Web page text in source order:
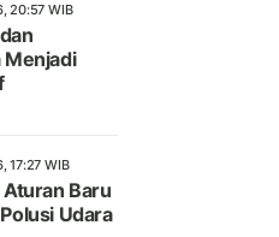
20:57 WIB
Menjadi
17:27 WIB
Baru
Udara